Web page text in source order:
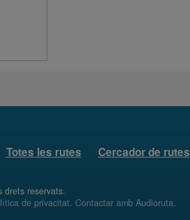
Totes les rutes Cercador de rutes
drets reservats.
de privacitat. Contactar amb Audioruta.